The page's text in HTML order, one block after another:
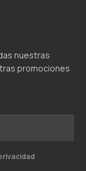
nuestras
promociones